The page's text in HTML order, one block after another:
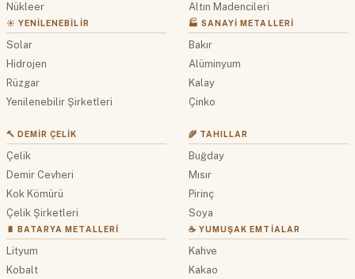
Nükleer
☀️ YENILENEBILIR
Solar
Hidrojen
Rüzgar
Yenilenebilir Şirketleri
Altın Madencileri
🏭 SANAYI METALLERI
Bakır
Alüminyum
Kalay
Çinko
🔨 DEMIR ÇELIK
Çelik
Demir Cevheri
Kok Kömürü
Çelik Şirketleri
🔋 BATARYA METALLERI
Lityum
Kobalt
🌾 TAHILLAR
Buğday
Mısır
Pirinç
Soya
☕ YUMUŞAK EMTIALAR
Kahve
Kakao